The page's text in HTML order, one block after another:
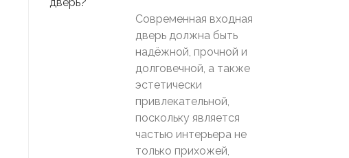
Современная входная
дверь должна быть
надёжной, прочной и
долговечной, а также
эстетически
привлекательной,
поскольку является
частью интерьера не
только прихожей,